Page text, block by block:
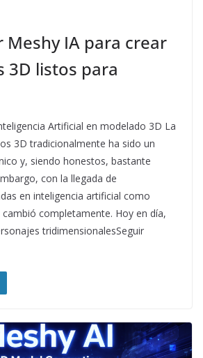
Meshy IA para crear
3D listos para
Artificial en modelado 3D La
3D tradicionalmente ha sido un
y, siendo honestos, bastante
con la llegada de
en inteligencia artificial como
completamente. Hoy en día,
tridimensionalesSeguir